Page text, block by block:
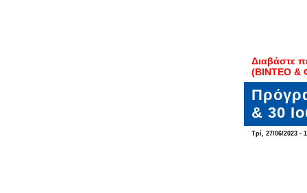
Διαβάστε
(ΒΙΝΤΕΟ &
& 30
Τρί, 27/06/2023 -